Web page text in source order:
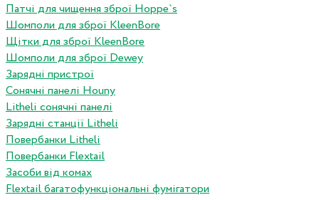
Патчі для чищення зброї Hoppe`s
Шомполи для зброї KleenBore
Щітки для зброї KleenBore
Шомполи для зброї Dewey
Зарядні пристрої
Сонячні панелі Houny
Litheli сонячні панелі
Зарядні станції Litheli
Повербанки Litheli
Повербанки Flextail
Засоби від комах
Flextail багатофункціональні фумігатори